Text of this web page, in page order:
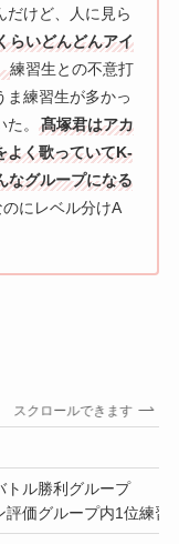
だけど、人に見ら
らいどんどんアイ
練習生との不意打
ま練習生が多かっ
。
髙塚君はアカ
よく歌っていてK-
なグループになる
にレベル分けA
スクロールできます
トル勝利グループ
評価グループ内1位練習